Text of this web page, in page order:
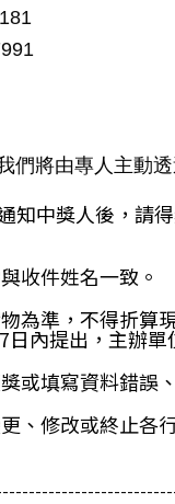
們將由專人主動
知中獎人後，請
收件姓名一致。
為準，不得折算
日內提出，主辦
或填寫資料錯誤
、修改或終止各